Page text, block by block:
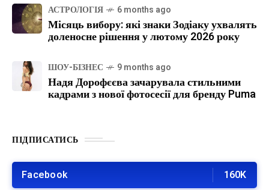
АСТРОЛОГІЯ 6 months ago
Місяць вибору: які знаки Зодіаку ухвалять
доленосне рішення у лютому 2026 року
ШОУ-БІЗНЕС 9 months ago
Надя Дорофєєва зачарувала стильними
кадрами з нової фотосесії для бренду Puma
ПІДПИСАТИСЬ
Facebook 160K